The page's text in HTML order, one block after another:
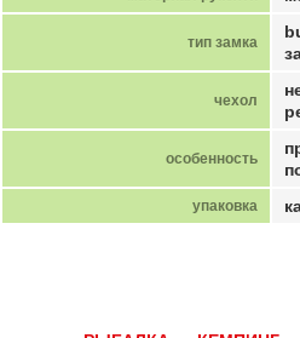
тип замка
чехол
особенность
упаковка